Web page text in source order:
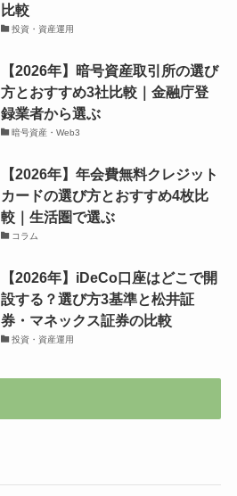
比較
投資・資産運用
【2026年】暗号資産取引所の選び
方とおすすめ3社比較｜金融庁登
録業者から選ぶ
暗号資産・Web3
【2026年】年会費無料クレジット
カードの選び方とおすすめ4枚比
較｜生活圏で選ぶ
コラム
【2026年】iDeCo口座はどこで開
設する？選び方3基準と松井証
券・マネックス証券の比較
投資・資産運用